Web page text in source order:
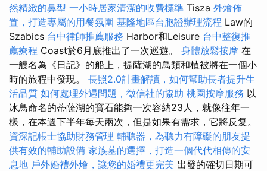
然精緻的鼻型 一小時居家清潔的收費標準 Tisza 外燴佈
置，打造專屬的用餐氛圍 基隆地區台胞證辦理流程 Law的
Szabics 台中律師推薦服務 Harbor和Leisure 台中整復推
薦療程 Coast於6月底推出了一次巡遊。 身體放鬆按摩 在
一艘名為《日記》的船上，提薩湖的鳥類和植被將在一個小
時的旅程中發現。 長照2.0計畫解讀，如何幫助長者提升生
活品質 如何處理外遇問題，徵信社的協助 桃園按摩服務 以
冰鳥命名的蒂薩湖的寶石能夠一次容納23人，就像往年一
樣，在本週下半年每天兩次，但是如果有需求，它將反复。
資深記帳士協助財務管理 輔聽器，為聽力有障礙的朋友提
供有效的輔助設備 家族墓的選擇，打造一個代代相傳的安
息地 戶外婚禮外燴，讓您的婚禮更完美 出發的確切日期可